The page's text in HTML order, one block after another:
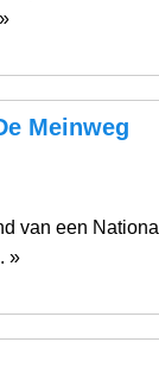
Meinweg
van een
»